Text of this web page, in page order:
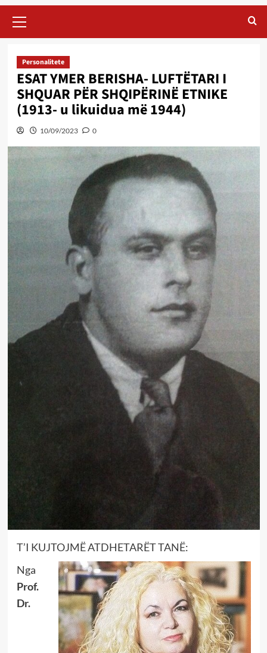
Menu
Personalitete
ESAT YMER BERISHA- LUFTËTARI I
SHQUAR PËR SHQIPËRINË ETNIKE
(1913- u likuidua më 1944)
10/09/2023 0
T’I KUJTOJMË ATDHETARËT TANË:
Nga
Prof.
Dr.